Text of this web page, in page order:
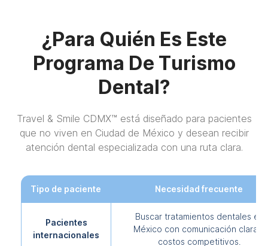
¿Para Quién Es Este
Programa De Turismo
Dental?
Travel & Smile CDMX™ está diseñado para pacientes
que no viven en Ciudad de México y desean recibir
atención dental especializada con una ruta clara.
Tipo de paciente Necesidad frecuente
Pacientes
internacionales
Buscar tratamientos dentales en
México con comunicación clara y
costos competitivos.